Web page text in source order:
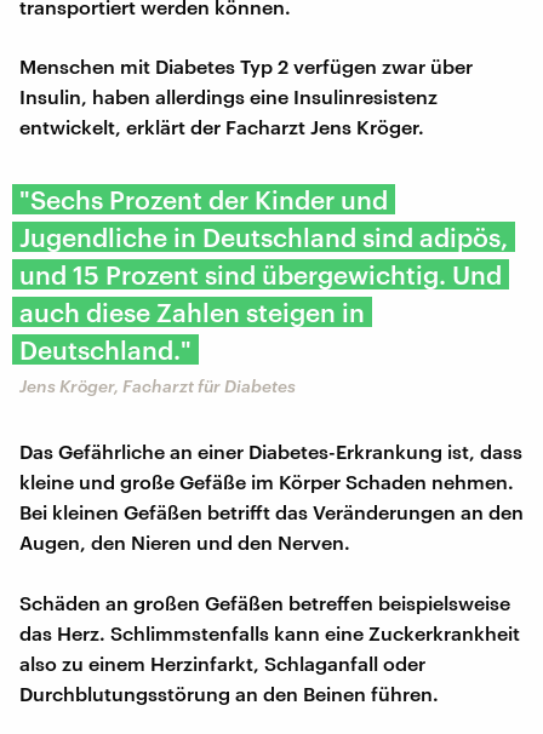
transportiert werden können.
Menschen mit Diabetes Typ 2 verfügen zwar über
Insulin, haben allerdings eine Insulinresistenz
entwickelt, erklärt der Facharzt Jens Kröger.
"Sechs Prozent der Kinder und
Jugendliche in Deutschland sind adipös,
und 15 Prozent sind übergewichtig. Und
auch diese Zahlen steigen in
Deutschland."
Jens Kröger, Facharzt für Diabetes
Das Gefährliche an einer Diabetes-Erkrankung ist, dass
kleine und große Gefäße im Körper Schaden nehmen.
Bei kleinen Gefäßen betrifft das Veränderungen an den
Augen, den Nieren und den Nerven.
Schäden an großen Gefäßen betreffen beispielsweise
das Herz. Schlimmstenfalls kann eine Zuckerkrankheit
also zu einem Herzinfarkt, Schlaganfall oder
Durchblutungsstörung an den Beinen führen.